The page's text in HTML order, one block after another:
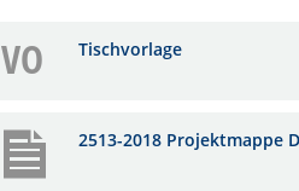
VO Tischvorlage
2513-2018 Projektmappe